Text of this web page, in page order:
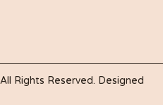
All Rights Reserved. Designed